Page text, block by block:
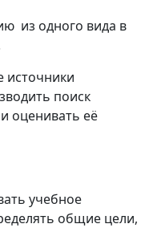
из одного вида в
источники
поиск
оценивать её
учебное
общие цели,